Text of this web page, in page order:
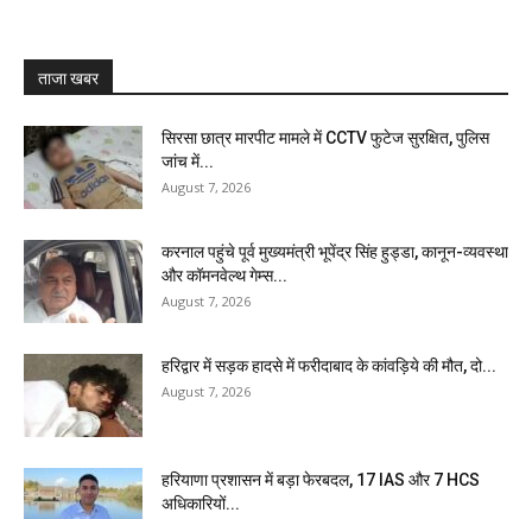
ताजा खबर
सिरसा छात्र मारपीट मामले में CCTV फुटेज सुरक्षित, पुलिस
जांच में...
August 7, 2026
करनाल पहुंचे पूर्व मुख्यमंत्री भूपेंद्र सिंह हुड्डा, कानून-व्यवस्था
और कॉमनवेल्थ गेम्स...
August 7, 2026
हरिद्वार में सड़क हादसे में फरीदाबाद के कांवड़िये की मौत, दो...
August 7, 2026
हरियाणा प्रशासन में बड़ा फेरबदल, 17 IAS और 7 HCS
अधिकारियों...